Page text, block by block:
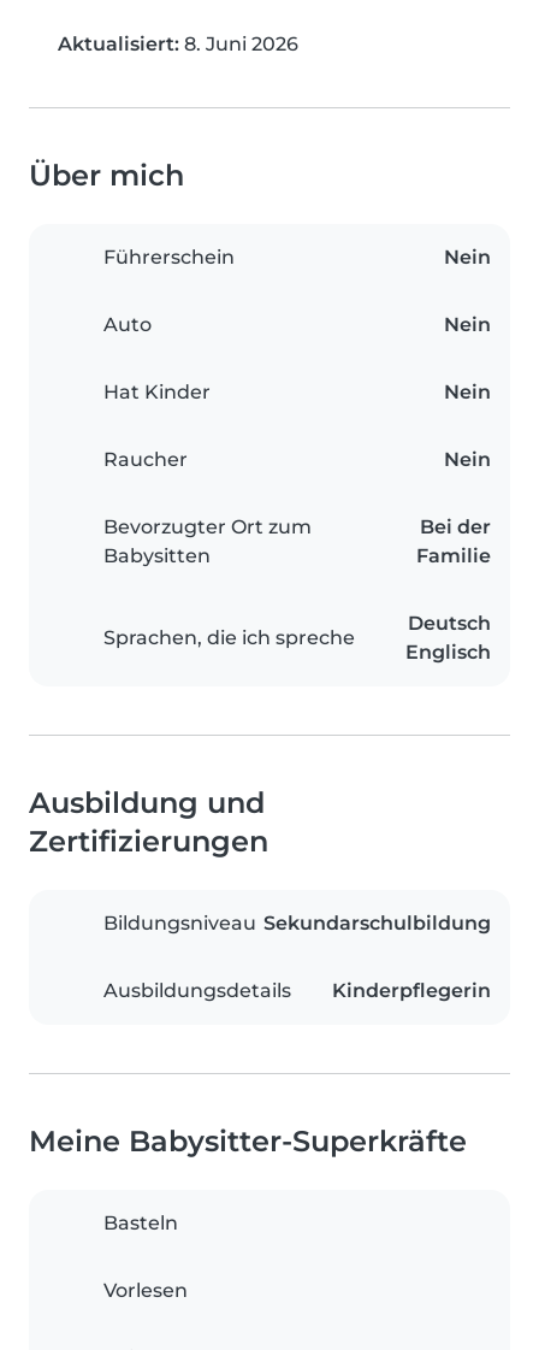
Aktualisiert: 8. Juni 2026
Über mich
Führerschein Nein
Auto Nein
Hat Kinder Nein
Raucher Nein
Bevorzugter Ort zum
Babysitten
Bei der
Familie
Sprachen, die ich spreche
Deutsch
Englisch
Ausbildung und
Zertifizierungen
Bildungsniveau Sekundarschulbildung
Ausbildungsdetails Kinderpflegerin
Meine Babysitter-Superkräfte
Basteln
Vorlesen